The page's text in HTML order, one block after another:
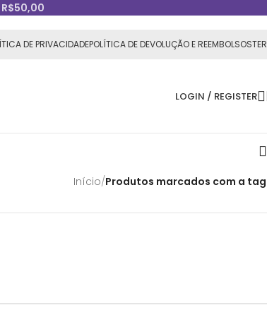
DE PRIVACIDADEPOLÍTICA DE DEVOLUÇÃO E REEMBOLSOS
LOGIN / REGISTER
Início/Produtos marcados com a tag